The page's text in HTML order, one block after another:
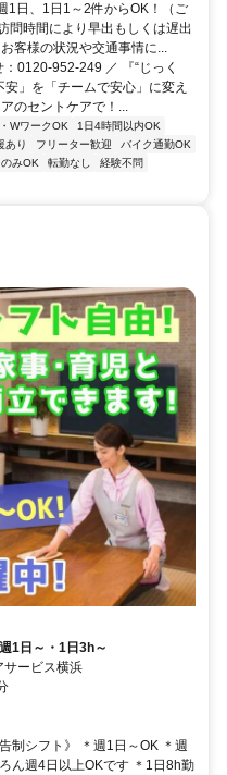
所 ＊喫煙所あり（屋外） 【勤
煙所あり
1日、1日1～2件からOK！（ご
問時間により早出もしくは遅出
客様の状況や交通事情に...
0120-952-249 ／ 『“じっく
」を「チームで安心」に変え
のセントケアで！...
WワークOK
1日4時間以内OK
あり フリーター歓迎
バイク通勤OK
みOK 転勤なし
経験不問
1日～・1日3h～
サービス横浜
制シフト》 ＊週1日～OK ＊週
ん週4日以上OKです ＊1日8h勤